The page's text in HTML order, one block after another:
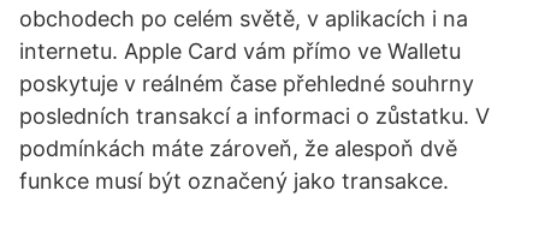
obchodech po celém světě, v aplikacích i na
internetu. Apple Card vám přímo ve Walletu
poskytuje v reálném čase přehledné souhrny
posledních transakcí a informaci o zůstatku. V
podmínkách máte zároveň, že alespoň dvě
funkce musí být označený jako transakce.